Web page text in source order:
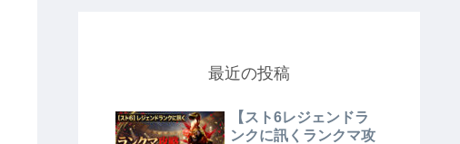
最近の投稿
【スト6レジェンドラ
ンクに訊くランクマ攻